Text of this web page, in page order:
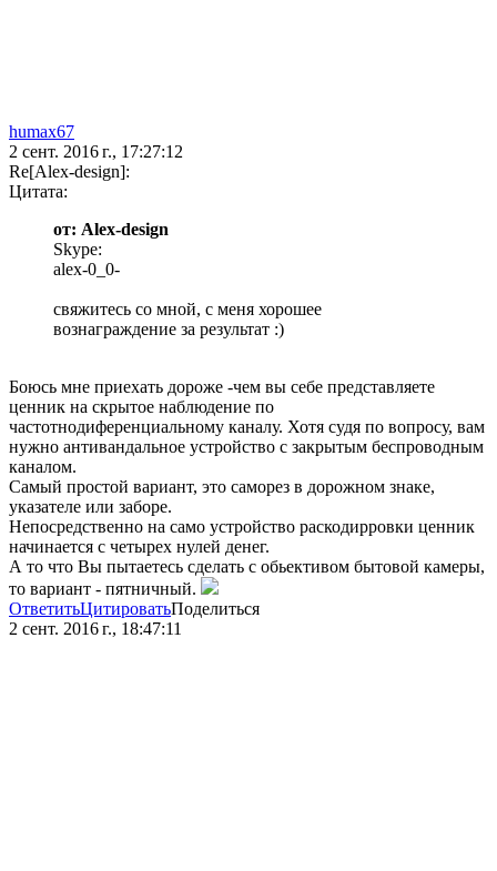
humax67
2 сент. 2016 г., 17:27:12
Re[Alex-design]:
Цитата:
от: Alex-design
Skype:
alex-0_0-
свяжитесь со мной, с меня хорошее
вознаграждение за результат :)
Боюсь мне приехать дороже -чем вы себе представляете
ценник на скрытое наблюдение по
частотнодиференциальному каналу. Хотя судя по вопросу, вам
нужно антивандальное устройство с закрытым беспроводным
каналом.
Самый простой вариант, это саморез в дорожном знаке,
указателе или заборе.
Непосредственно на само устройство раскодирровки ценник
начинается с четырех нулей денег.
А то что Вы пытаетесь сделать с обьективом бытовой камеры,
то вариант - пятничный.
ОтветитьЦитироватьПоделиться
2 сент. 2016 г., 18:47:11